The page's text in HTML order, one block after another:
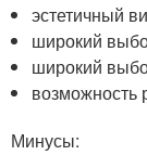
эстетичный
широкий
широкий
возможность
Минусы: